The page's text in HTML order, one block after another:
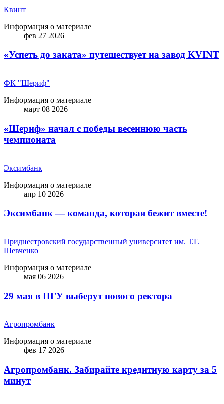
Квинт
Информация о материале
фев 27 2026
«Успеть до заката» путешествует на завод KVINT
ФК "Шериф"
Информация о материале
март 08 2026
«Шериф» начал с победы весеннюю часть
чемпионата
Эксимбанк
Информация о материале
апр 10 2026
Эксимбанк — команда, которая бежит вместе!
Приднестровский государственный университет им. Т.Г.
Шевченко
Информация о материале
мая 06 2026
29 мая в ПГУ выберут нового ректора
Агропромбанк
Информация о материале
фев 17 2026
Агропромбанк. Забирайте кредитную карту за 5
минут